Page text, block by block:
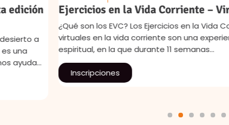
Ejercicios en la Vida Corriente – Virtuales
¿Qué son los EVC? Los Ejercicios en la Vida Corriente
virtuales en la vida corriente son una experiencia
espiritual, en la que durante 11 semanas…
Inscripciones
3 4 5 6